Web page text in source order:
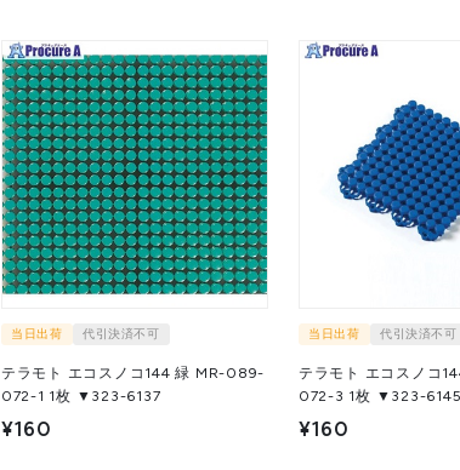
当日出荷 代引決済不可
テラモト エコスノコ144 緑 MR-089-
072-1 1枚 ▼323-6137
¥160
当日出荷 代引決済不可
テラモト エコスノコ
072-3 1枚 ▼323-6145
¥160